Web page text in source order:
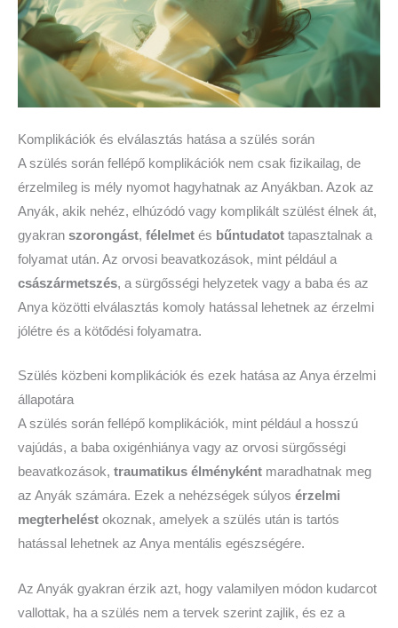
Komplikációk és elválasztás hatása a szülés során
A szülés során fellépő komplikációk nem csak fizikailag, de
érzelmileg is mély nyomot hagyhatnak az Anyákban. Azok az
Anyák, akik nehéz, elhúzódó vagy komplikált szülést élnek át,
gyakran szorongást, félelmet és bűntudatot tapasztalnak a
folyamat után. Az orvosi beavatkozások, mint például a
császármetszés, a sürgősségi helyzetek vagy a baba és az
Anya közötti elválasztás komoly hatással lehetnek az érzelmi
jólétre és a kötődési folyamatra.
Szülés közbeni komplikációk és ezek hatása az Anya érzelmi
állapotára
A szülés során fellépő komplikációk, mint például a hosszú
vajúdás, a baba oxigénhiánya vagy az orvosi sürgősségi
beavatkozások, traumatikus élményként maradhatnak meg
az Anyák számára. Ezek a nehézségek súlyos érzelmi
megterhelést okoznak, amelyek a szülés után is tartós
hatással lehetnek az Anya mentális egészségére.
Az Anyák gyakran érzik azt, hogy valamilyen módon kudarcot
vallottak, ha a szülés nem a tervek szerint zajlik, és ez a